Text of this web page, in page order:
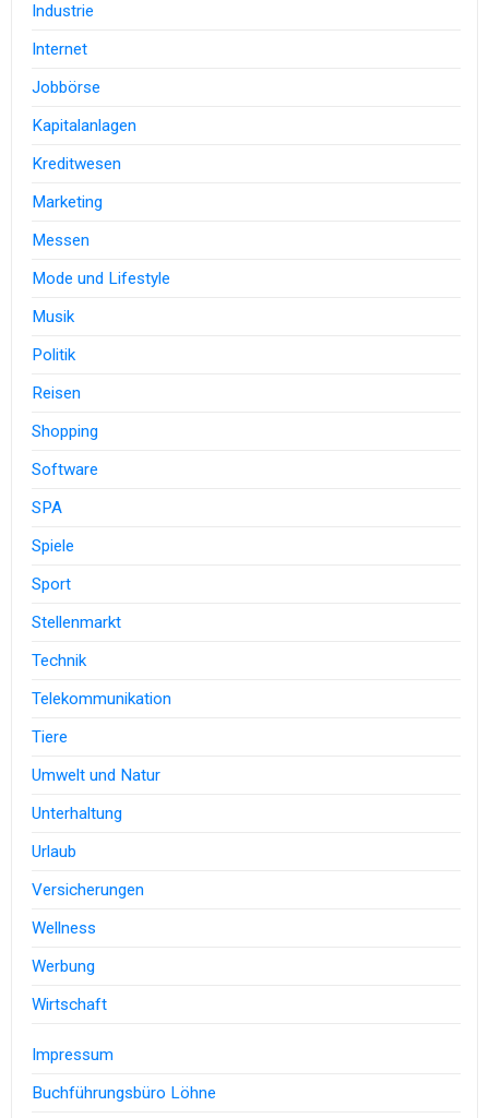
Industrie
Internet
Jobbörse
Kapitalanlagen
Kreditwesen
Marketing
Messen
Mode und Lifestyle
Musik
Politik
Reisen
Shopping
Software
SPA
Spiele
Sport
Stellenmarkt
Technik
Telekommunikation
Tiere
Umwelt und Natur
Unterhaltung
Urlaub
Versicherungen
Wellness
Werbung
Wirtschaft
Impressum
Buchführungsbüro Löhne